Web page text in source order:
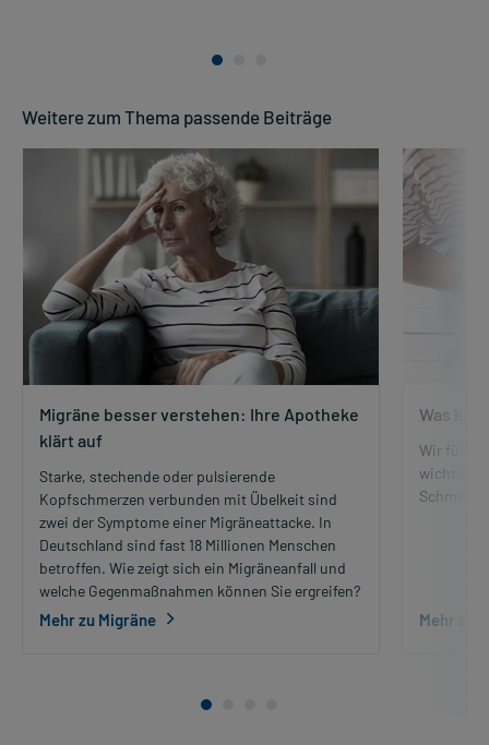
Weitere zum Thema passende Beiträge
Migräne besser verstehen: Ihre Apotheke
klärt auf
Starke, stechende oder pulsierende
Kopfschmerzen verbunden mit Übelkeit sind
zwei der Symptome einer Migräneattacke. In
Deutschland sind fast 18 Millionen Menschen
betroffen. Wie zeigt sich ein Migräneanfall und
welche Gegenmaßnahmen können Sie ergreifen?
Mehr zu Migräne
Was
Wir
wichtige
Mehr zu